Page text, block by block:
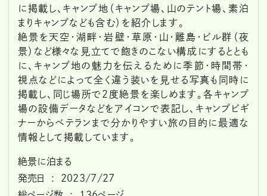
に掲載し、キャンプ地（キャンプ場、山のテント場、素泊
まりキャンプなども含む）を紹介します。
絶景を天空・湖畔・岩壁・草原・山・離島・ビル群（夜
景）など様々な見立てで飽きのこない構成にするととも
に、キャンプ地の魅力を伝えるために季節・時間帯・
視点などによって全く違う装いを見せる写真も同時に
掲載し、同じ場所で２度絶景を楽しめます。各キャンプ
場の設備データなどをアイコンで表記し、キャンプビギ
ナーからベテランまで分かりやすい旅の目的に最適な
情報として掲載しています。
絶景に泊まる
発売日 ‏ : ‎ 2023/7/27